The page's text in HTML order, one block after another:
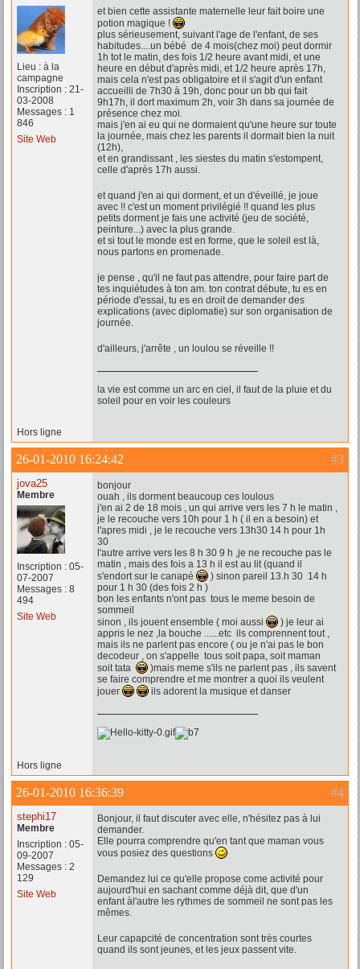
Lieu : à la
campagne
Inscription : 21-
03-2008
Messages : 1
846
Site Web
et bien cette assistante maternelle leur fait boire une
potion magique !
plus sérieusement, suivant l'age de l'enfant, de ses
habitudes....un bébé de 4 mois(chez moi) peut dormir
1h tot le matin, des fois 1/2 heure avant midi, et une
heure en début d'après midi, et 1/2 heure après 17h,
mais cela n'est pas obligatoire et il s'agit d'un enfant
accueilli de 7h30 à 19h, donc pour un bb qui fait
9h17h, il dort maximum 2h, voir 3h dans sa journée de
présence chez moi.
mais j'en ai eu qui ne dormaient qu'une heure sur toute
la journée, mais chez les parents il dormait bien la nuit
(12h),
et en grandissant , les siestes du matin s'estompent,
celle d'après 17h aussi.
et quand j'en ai qui dorment, et un d'éveillé, je joue
avec !! c'est un moment privilégié !! quand les plus
petits dorment je fais une activité (jeu de société,
peinture...) avec la plus grande.
et si tout le monde est en forme, que le soleil est là,
nous partons en promenade.
je pense , qu'il ne faut pas attendre, pour faire part de
tes inquiétudes à ton am. ton contrat débute, tu es en
période d'essai, tu es en droit de demander des
explications (avec diplomatie) sur son organisation de
journée.
d'ailleurs, j'arrête , un loulou se réveille !!
la vie est comme un arc en ciel, il faut de la pluie et du
soleil pour en voir les couleurs
Hors ligne
#3
26-01-2010 16:24:42
jova25
Membre
Inscription : 05-
07-2007
Messages : 8
494
Site Web
bonjour
ouah , ils dorment beaucoup ces loulous
j'en ai 2 de 18 mois , un qui arrive vers les 7 h le matin ,
je le recouche vers 10h pour 1 h ( il en a besoin) et
l'apres midi , je le recouche vers 13h30 14 h pour 1h
30
l'autre arrive vers les 8 h 30 9 h ,je ne recouche pas le
matin , mais des fois a 13 h il est au lit (quand il
s'endort sur le canapé
) sinon pareil 13.h 30 14 h
pour 1 h 30 (des fois 2 h )
bon les enfants n'ont pas tous le meme besoin de
sommeil
sinon , ils jouent ensemble ( moi aussi
) je leur ai
appris le nez ,la bouche ......etc ils comprennent tout ,
mais ils ne parlent pas encore ( ou je n'ai pas le bon
decodeur , on s'appelle tous soit papa, soit maman
soit tata
)mais meme s'ils ne parlent pas , ils savent
se faire comprendre et me montrer a quoi ils veulent
jouer
ils adorent la musique et danser
Hors ligne
#4
26-01-2010 16:36:39
stephi17
Membre
Inscription : 05-
09-2007
Messages : 2
129
Site Web
Bonjour, il faut discuter avec elle, n'hésitez pas à lui
demander.
Elle pourra comprendre qu'en tant que maman vous
vous posiez des questions
Demandez lui ce qu'elle propose come activité pour
aujourd'hui en sachant comme déjà dit, que d'un
enfant àl'autre les rythmes de sommeil ne sont pas les
mêmes.
Leur capapcité de concentration sont très courtes
quand ils sont jeunes, et les jeux passent vite.